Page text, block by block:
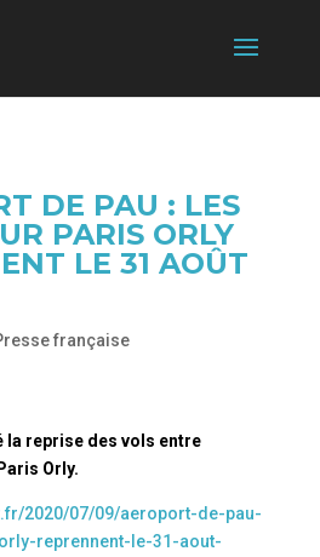
DE PAU : LES
PARIS ORLY
LE 31 AOÛT
française
la reprise des vols entre
Orly.
2020/07/09/aeroport-de-pau-
reprennent-le-31-aout-